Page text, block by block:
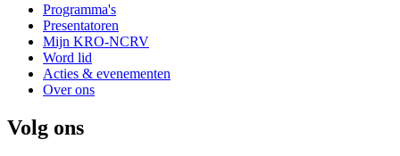
Programma's
Presentatoren
Mijn KRO-NCRV
Word lid
Acties & evenementen
Over ons
Volg ons